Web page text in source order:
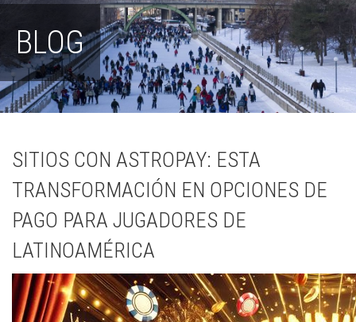
BLOG
SITIOS CON ASTROPAY: ESTA
TRANSFORMACIÓN EN OPCIONES DE
PAGO PARA JUGADORES DE
LATINOAMÉRICA